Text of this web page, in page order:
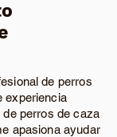
de perros
experiencia
perros de caza
apasiona ayudar